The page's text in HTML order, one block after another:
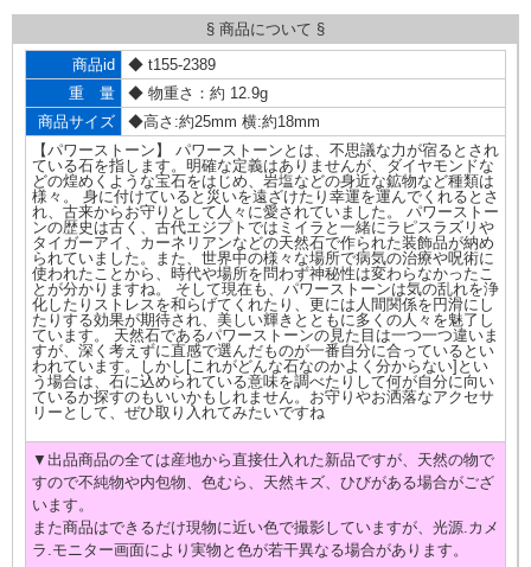
§ 商品について §
商品id
◆ t155-2389
重 量
◆ 物重さ：約 12.9g
商品サイズ
◆高さ:約25mm 横:約18mm
【パワーストーン】 パワーストーンとは、不思議な力が宿るとされ
ている石を指します。明確な定義はありませんが、ダイヤモンドな
どの煌めくような宝石をはじめ、岩塩などの身近な鉱物など種類は
様々。 身に付けていると災いを遠ざけたり幸運を運んでくれるとさ
れ、古来からお守りとして人々に愛されていました。 パワーストー
ンの歴史は古く、古代エジプトではミイラと一緒にラピスラズリや
タイガーアイ、カーネリアンなどの天然石で作られた装飾品が納め
られていました。また、世界中の様々な場所で病気の治療や呪術に
使われたことから、時代や場所を問わず神秘性は変わらなかったこ
とが分かりますね。 そして現在も、パワーストーンは気の乱れを浄
化したりストレスを和らげてくれたり、更には人間関係を円滑にし
たりする効果が期待され、美しい輝きとともに多くの人々を魅了し
ています。 天然石であるパワーストーンの見た目は一つ一つ違いま
すが、深く考えずに直感で選んだものが一番自分に合っているとい
われています。しかし[これがどんな石なのかよく分からない]とい
う場合は、石に込められている意味を調べたりして何が自分に向い
ているか探すのもいいかもしれません。お守りやお洒落なアクセサ
リーとして、ぜひ取り入れてみたいですね
▼出品商品の全ては産地から直接仕入れた新品ですが、天然の物で
すので不純物や内包物、色むら、天然キズ、ひびがある場合がござ
います。
また商品はできるだけ現物に近い色で撮影していますが、光源.カメ
ラ.モニター画面により実物と色が若干異なる場合があります。